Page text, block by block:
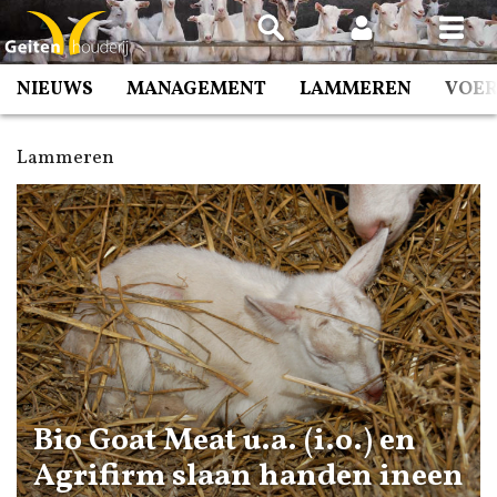
Spring
naar
inhoud
NIEUWS MANAGEMENT LAMMEREN
Lammeren
Bio Goat Meat u.a. (i.o.) en
Agrifirm slaan handen ineen